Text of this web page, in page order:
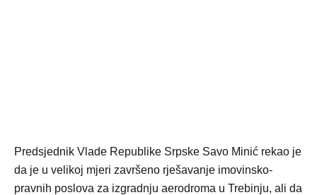
Predsjednik Vlade Republike Srpske Savo Minić rekao je
da je u velikoj mjeri završeno rješavanje imovinsko-
pravnih poslova za izgradnju aerodroma u Trebinju, ali da